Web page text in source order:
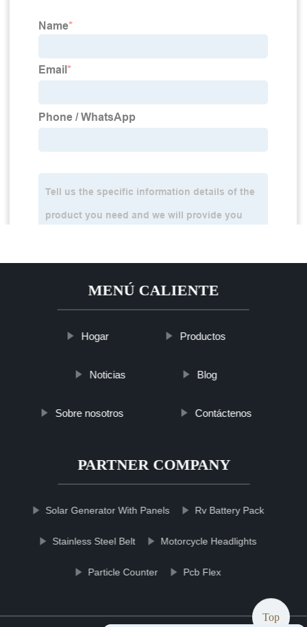
MENÚ CALIENTE
Hogar Productos
Noticias Blog
Sobre nosotros Contáctenos
PARTNER COMPANY
Solar Generator With Panels Rv Battery Pack
Stainless Steel Belt Motorcycle Headlights
Particle Counter Pcb Flex
Top